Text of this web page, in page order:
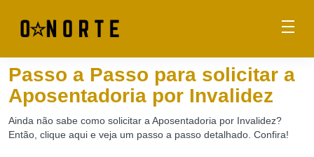
Passo a Passo para solicitar a
Aposentadoria por Invalidez
Ainda não sabe como solicitar a Aposentadoria por Invalidez?
Então, clique aqui e veja um passo a passo detalhado. Confira!